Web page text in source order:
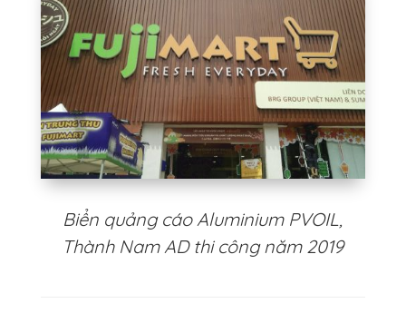
Biển quảng cáo Aluminium PVOIL,
Thành Nam AD thi công năm 2019